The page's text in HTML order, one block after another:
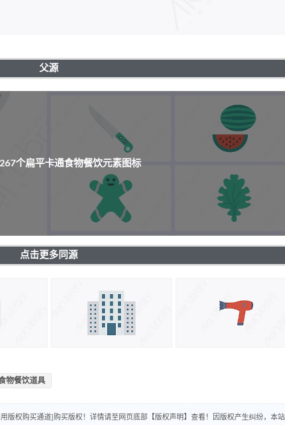
父源
个扁平卡通食物餐饮元素图标
点击更多同源
物餐饮道具
版权购买通道]购买版权！详情请至网页底部【版权声明】查看！因版权产生纠纷，本站